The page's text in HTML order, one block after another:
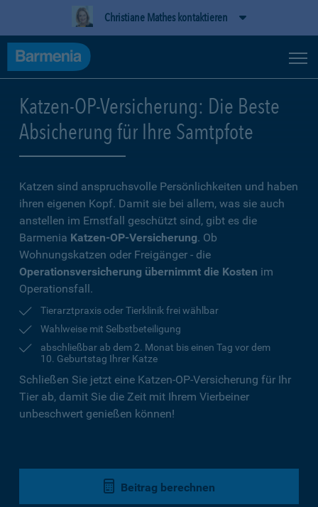
Christiane Mathes kontaktieren
Katzen-OP-Versicherung: Die Beste
Absicherung für Ihre Samtpfote
Katzen sind anspruchsvolle Persönlichkeiten und haben
ihren eigenen Kopf. Damit sie bei allem, was sie auch
anstellen im Ernstfall geschützt sind, gibt es die
Barmenia Katzen-OP-Versicherung. Ob
Wohnungskatzen oder Freigänger - die
Operationsversicherung übernimmt die Kosten im
Operationsfall.
Tierarztpraxis oder Tierklinik frei wählbar
Wahlweise mit Selbstbeteiligung
abschließbar ab dem 2. Monat bis einen Tag vor dem
10. Geburtstag Ihrer Katze
Schließen Sie jetzt eine Katzen-OP-Versicherung für Ihr
Tier ab, damit Sie die Zeit mit Ihrem Vierbeiner
unbeschwert genießen können!
Beitrag berechnen